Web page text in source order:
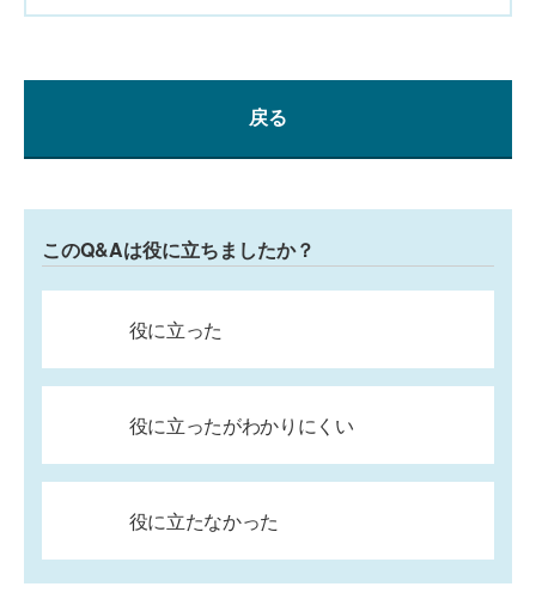
戻る
このQ&Aは役に立ちましたか？
役に立った
役に立ったがわかりにくい
役に立たなかった